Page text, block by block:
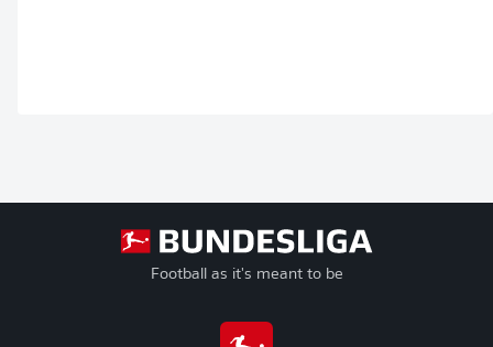
Football as it's meant to be